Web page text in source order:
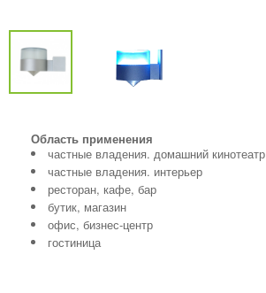
Область применения
частные владения. домашний кинотеатр
частные владения. интерьер
ресторан, кафе, бар
бутик, магазин
офис, бизнес-центр
гостиница